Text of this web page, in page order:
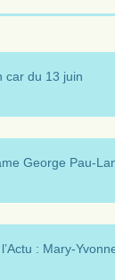
car du 13 juin
George Pau-
: Mary-